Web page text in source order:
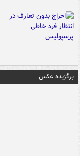
برگزیده عکس